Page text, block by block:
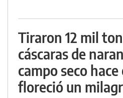
Tiraron 12 mil
cáscaras de
campo seco
floreció un